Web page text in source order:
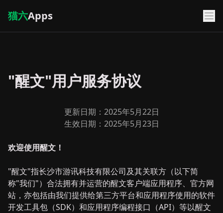
猫六Apps
"醒文"用户服务协议
更新日期：2025年5月22日
生效日期：2025年5月23日
欢迎使用醒文！
"醒文"指长沙市游讯科技有限公司及其关联方（以下简
称"我们"）合法拥有并运营的醒文客户端应用程序、官方网
站，亦包括由我们提供给第三方平台和应用程序使用的软件
开发工具包（SDK）和应用程序编程接口（API）等以醒文